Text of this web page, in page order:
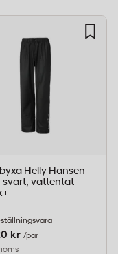
Helly Hansen
svart, vattentät
kr /par